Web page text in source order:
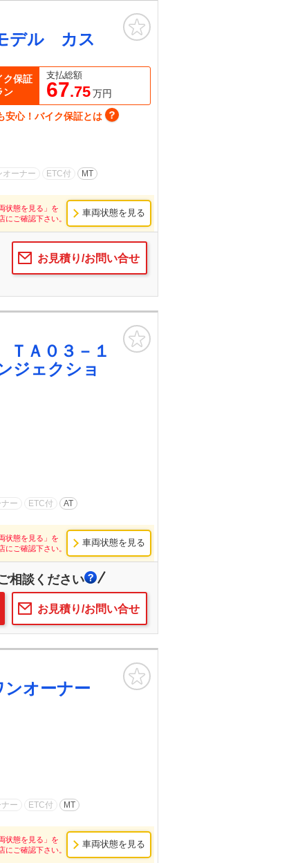
デル カス
オーナー ETC付 MT
ク保証
ン
支払総額
67.75万円
安心！バイク保証とは
状態を見る」を
にご確認下さい。
車両状態を見る
お見積り/お問い合せ
Ａ０３－１
ジェクショ
ー ETC付 AT
状態を見る」を
にご確認下さい。
車両状態を見る
相談ください
お見積り/お問い合せ
オーナー
ー ETC付 MT
状態を見る」を
にご確認下さい。
車両状態を見る